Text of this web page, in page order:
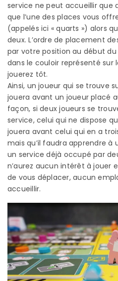
service ne peut accueillir que
que l’une des places vous
(appelés ici « quarts ») alors
deux. L’ordre de placement
par votre position au début
dans le couloir représenté sur
jouerez tôt.
Ainsi, un joueur qui se trouve
jouera avant un joueur placé
façon, si deux joueurs se
service, celui qui ne dispose
jouera avant celui qui en a
mais qu’il faudra apprendre à
un service déjà occupé par
n’aurez aucun intérêt à jouer
de vous déplacer, aucun
accueillir.